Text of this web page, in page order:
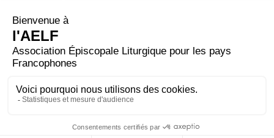
et nous garde dans la paix. Amen.
HYMNE : Ô VIERGE MARIE, QUELLE JOIE !
ALLÉLUIA !
Ô Vierge Marie, quelle joie ! Alléluia !
Ressuscité, s'en est allé, alléluia !